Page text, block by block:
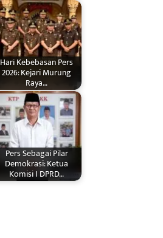
Hari Kebebasan Pers
2026: Kejari Murung
Raya…
Pers Sebagai Pilar
Demokrasi: Ketua
Komisi I DPRD…